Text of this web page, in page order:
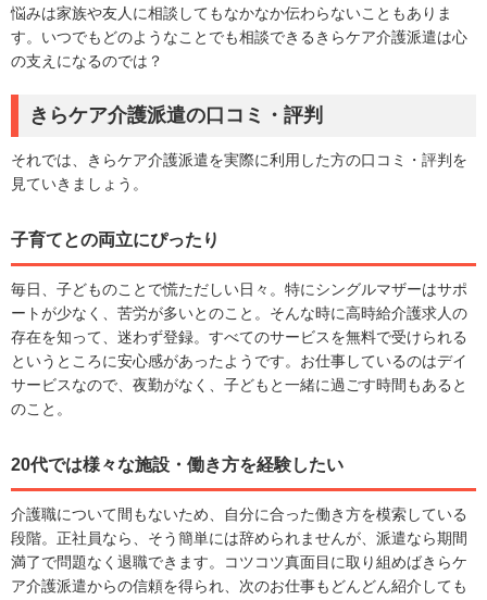
悩みは家族や友人に相談してもなかなか伝わらないこともありま
す。いつでもどのようなことでも相談できるきらケア介護派遣は心
の支えになるのでは？
きらケア介護派遣の口コミ・評判
それでは、きらケア介護派遣を実際に利用した方の口コミ・評判を
見ていきましょう。
子育てとの両立にぴったり
毎日、子どものことで慌ただしい日々。特にシングルマザーはサポ
ートが少なく、苦労が多いとのこと。そんな時に高時給介護求人の
存在を知って、迷わず登録。すべてのサービスを無料で受けられる
というところに安心感があったようです。お仕事しているのはデイ
サービスなので、夜勤がなく、子どもと一緒に過ごす時間もあると
のこと。
20代では様々な施設・働き方を経験したい
介護職について間もないため、自分に合った働き方を模索している
段階。正社員なら、そう簡単には辞められませんが、派遣なら期間
満了で問題なく退職できます。コツコツ真面目に取り組めばきらケ
ア介護派遣からの信頼を得られ、次のお仕事もどんどん紹介しても